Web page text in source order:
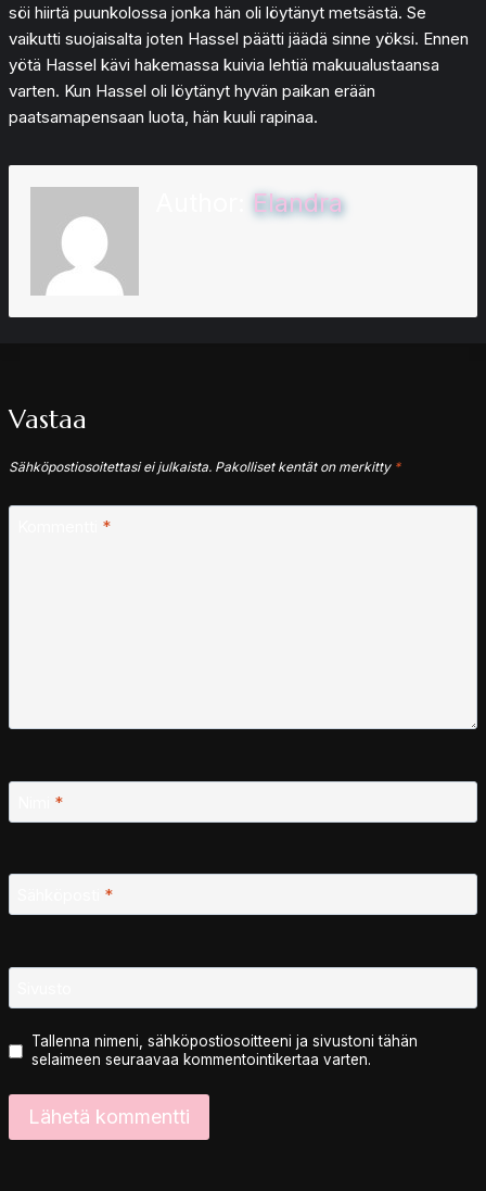
söi hiirtä puunkolossa jonka hän oli löytänyt metsästä. Se
vaikutti suojaisalta joten Hassel päätti jäädä sinne yöksi. Ennen
yötä Hassel kävi hakemassa kuivia lehtiä makuualustaansa
varten. Kun Hassel oli löytänyt hyvän paikan erään
paatsamapensaan luota, hän kuuli rapinaa.
Elandra
Vastaa
Sähköpostiosoitettasi ei julkaista. Pakolliset kentät on merkitty *
*
*
*
Tallenna nimeni, sähköpostiosoitteeni ja sivustoni tähän
selaimeen seuraavaa kommentointikertaa varten.